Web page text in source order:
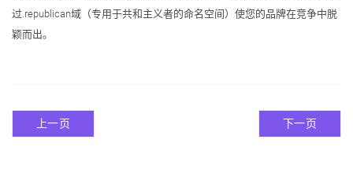
过.republican域（专用于共和主义者的命名空间）使您的品牌在竞争中脱
颖而出。
上一页 下一页